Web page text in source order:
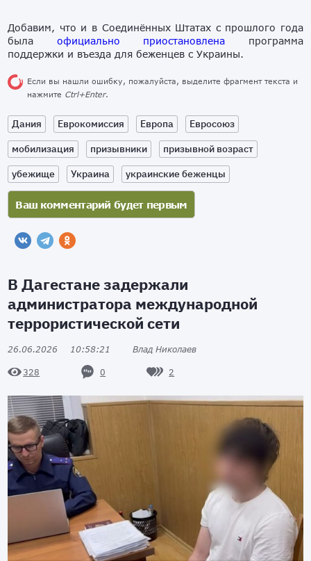
Добавим, что и в Соединённых Штатах с прошлого года
была официально приостановлена программа
поддержки и въезда для беженцев с Украины.
Если вы нашли ошибку, пожалуйста, выделите фрагмент текста и
нажмите Ctrl+Enter.
Дания Еврокомиссия Европа
Евросоюз
мобилизация
призывники
призывной возраст
убежище
Украина украинские беженцы
В Дагестане задержали
администратора международной
террористической сети
26.06.2026 10:58:21 Влад Николаев
328 0 2